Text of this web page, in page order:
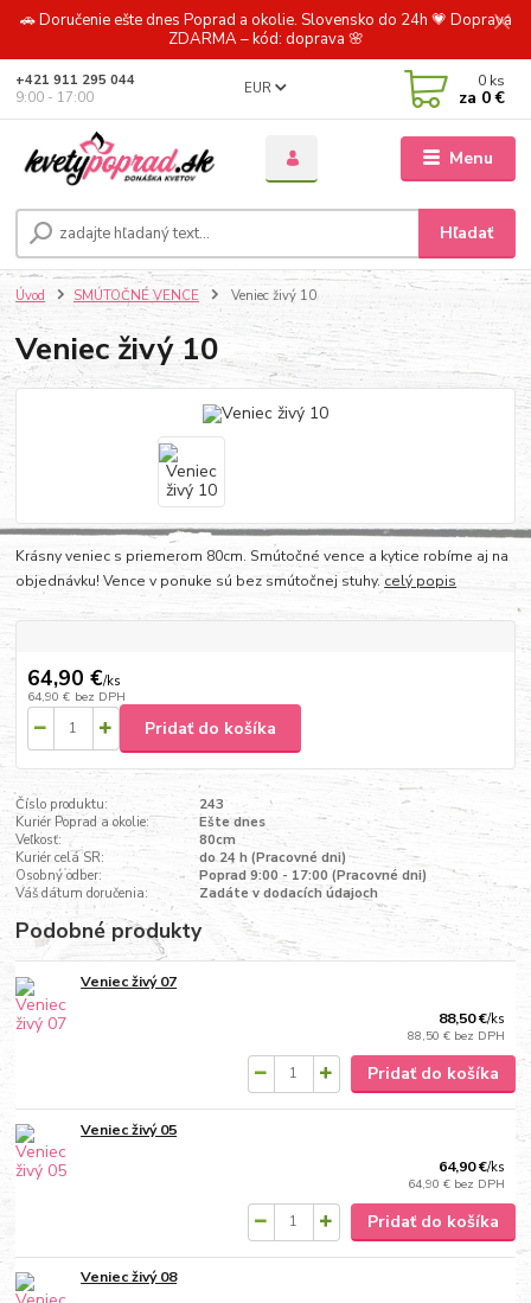
🚗 Doručenie ešte dnes Poprad a okolie. Slovensko do 24h 💗 Doprava
ZDARMA – kód: doprava 🌸
Menu
EUR
Hľadať
+421 911 295 044
9:00 - 17:00
0 ks
za 0 €
Úvod SMÚTOČNÉ VENCE Veniec živý 10
Veniec živý 10
Krásny veniec s priemerom 80cm. Smútočné vence a kytice robíme aj na
objednávku! Vence v ponuke sú bez smútočnej stuhy.celý popis
64,90 €/ks
64,90 € bez DPH
Pridať do košíka
Číslo produktu:
243
Kuriér Poprad a okolie:
Ešte dnes
Veľkosť:
80cm
Kuriér celá SR:
do 24 h (Pracovné dni)
Osobný odber:
Poprad 9:00 - 17:00 (Pracovné dni)
Váš dátum doručenia:
Zadáte v dodacích údajoch
Podobné produkty
Veniec živý 07
88,50 €/ks
88,50 € bez DPH
Pridať do košíka
Veniec živý 05
64,90 €/ks
64,90 € bez DPH
Pridať do košíka
Veniec živý 08